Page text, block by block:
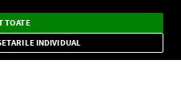
CONFIDENŢIALITATE
alerte
×
TOATE
INDIVIDUAL